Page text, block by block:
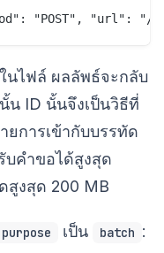
นไฟล์ ผลลัพธ์จะกลับ
น ID นั้นจึงเป็นวิธีที่
การเข้ากับบรรทัด
บคำขอได้สูงสุด
สูงสุด 200 MB
purpose เป็น batch :